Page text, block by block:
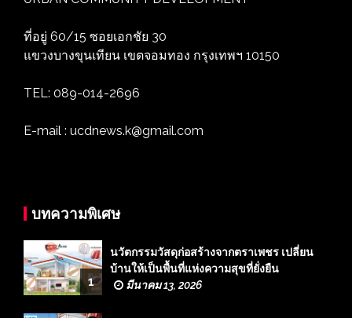
ที่อยู่ 60/15 ซอยเอกชัย 30
แขวงบางขุนเทียน เขตจอมทอง กรุงเทพฯ 10150
TEL: 089-014-2696
E-mail : ucdnews.k@gmail.com
บทความพิเศษ
1
นวัตกรรมวัสดุก่อสร้างจากตราเพชร เปลี่ยน
บ้านให้เป็นพื้นที่แห่งความสุขที่ยั่งยืน
มีนาคม 13, 2026